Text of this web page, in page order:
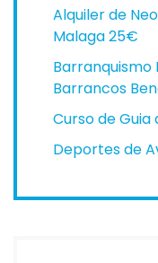
Alquiler de
Malaga 25€
Barranquismo
Barrancos
Curso de
Deportes de